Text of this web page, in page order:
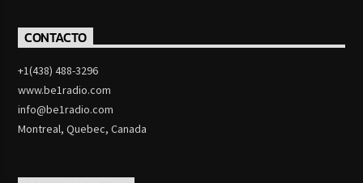
CONTACTO
+1(438) 488-3296
www.be1radio.com
info@be1radio.com
Montreal, Quebec, Canada